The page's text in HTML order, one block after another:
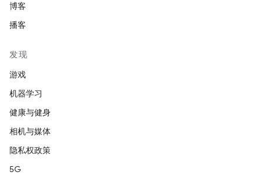
博客
播客
发现
游戏
机器学习
健康与健身
相机与媒体
隐私权政策
5G